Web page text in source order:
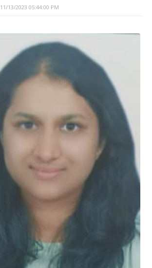
11/13/2023 05:44:00 PM